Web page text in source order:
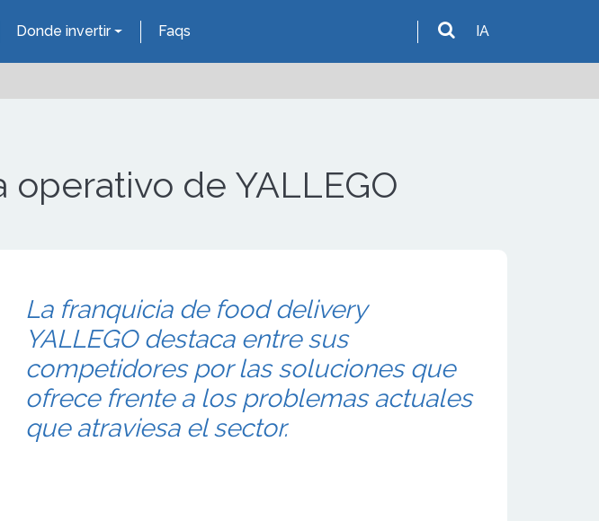
Donde invertir Faqs IA
de YALLEGO
La franquicia de food delivery
YALLEGO destaca entre sus
competidores por las soluciones que
ofrece frente a los problemas actuales
que atraviesa el sector.